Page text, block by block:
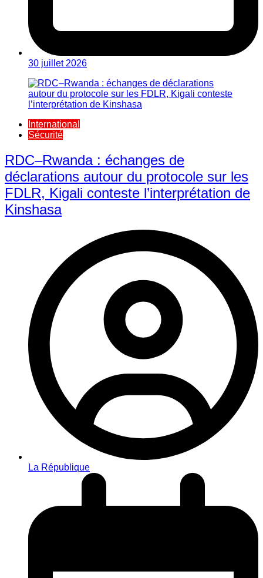
30 juillet 2026
International
Sécurité
RDC–Rwanda : échanges de
déclarations autour du protocole sur les
FDLR, Kigali conteste l’interprétation de
Kinshasa
La République